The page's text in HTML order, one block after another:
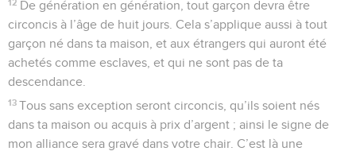
12 De génération en génération, tout garçon devra être
circoncis à l’âge de huit jours. Cela s’applique aussi à tout
garçon né dans ta maison, et aux étrangers qui auront été
achetés comme esclaves, et qui ne sont pas de ta
descendance.
13 Tous sans exception seront circoncis, qu’ils soient nés
dans ta maison ou acquis à prix d’argent ; ainsi le signe de
mon alliance sera gravé dans votre chair. C’est là une